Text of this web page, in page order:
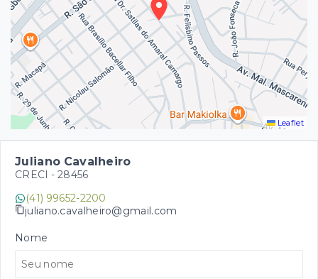
Leaflet
Juliano Cavalheiro
CRECI - 28456
(41) 99652-2200
juliano.cavalheiro@gmail.com
Nome